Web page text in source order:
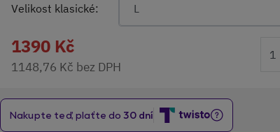
Velikost klasické: L
1390 Kč
1148,76 Kč bez DPH